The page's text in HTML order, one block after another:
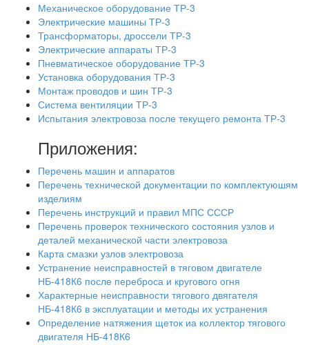
Механическое оборудование ТР-3
Электрические машины ТР-3
Трансформаторы, дроссели ТР-3
Электрические аппараты ТР-3
Пневматическое оборудование ТР-3
Установка оборудования ТР-3
Монтаж проводов и шин ТР-3
Система вентиляции ТР-3
Испытания электровоза после текущего ремонта ТР-3
Приложения:
Перечень машин и аппаратов
Перечень технической документации по комплектуюшям
изделиям
Перечень инструкций и правил МПС СССР
Перечень проверок технического состояния узлов и
деталей механической части электровоза
Карта смазки узлов электровоза
Устранение неисправностей в тяговом двигателе
НБ-418К6 после переброса и кругового огня
Характерные неисправности тягового двягателя
НБ-418К6 в эксплуатации и методы их устранения
Определение натяжения щеток иа коллектор тягового
двигателя НБ-418К6